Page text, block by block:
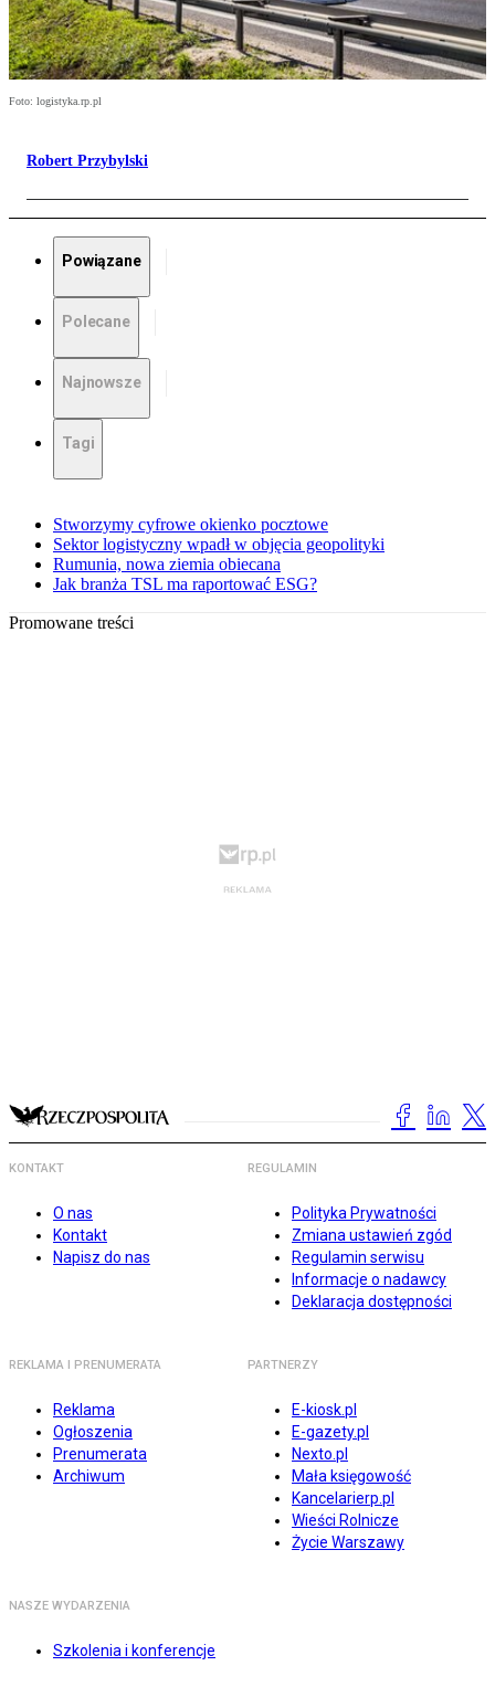
Foto: logistyka.rp.pl
Robert Przybylski
Powiązane
Polecane
Najnowsze
Tagi
Stworzymy cyfrowe okienko pocztowe
Sektor logistyczny wpadł w objęcia geopolityki
Rumunia, nowa ziemia obiecana
Jak branża TSL ma raportować ESG?
Promowane treści
KONTAKT
O nas
Kontakt
Napisz do nas
REGULAMIN
Polityka Prywatności
Zmiana ustawień zgód
Regulamin serwisu
Informacje o nadawcy
Deklaracja dostępności
REKLAMA I PRENUMERATA
Reklama
Ogłoszenia
Prenumerata
Archiwum
PARTNERZY
E-kiosk.pl
E-gazety.pl
Nexto.pl
Mała księgowość
Kancelarierp.pl
Wieści Rolnicze
Życie Warszawy
NASZE WYDARZENIA
Szkolenia i konferencje